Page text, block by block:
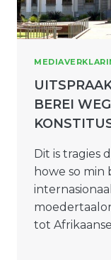
BEREI
Dit is tragies
howe so min
tot